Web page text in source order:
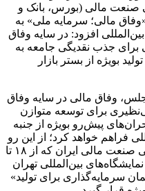
صنعت مالی (بورس، بانک و
«وفاق مالی؛ سرمایه ملی» به
افزود: در سایه وفاق
برای جذب نقدیگی جامعه به
بویژه از بستر بازار
وفاق مالی در سایه وفاق
برای توسعه متوازن
پیش‌رو بویژه از جنبه
فراهم خواهد کرد؛ از این رو
در هفدهمین دوره نمایشگاه بین‌المللی صنعت مالی ایران که از ۱۸ تا
بین‌المللی تهران
سرمایه‌گذاری برای تولید»